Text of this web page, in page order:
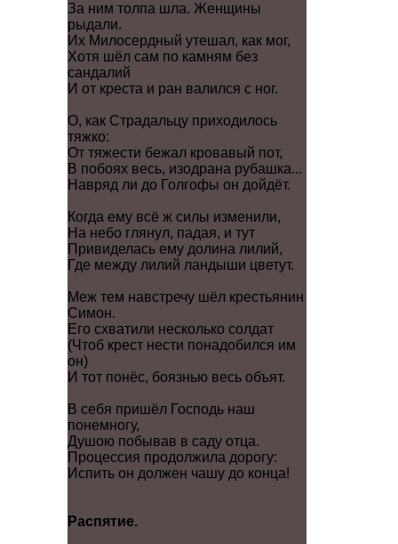
За ним толпа шла. Женщины
рыдали.
Их Милосердный утешал, как мог,
Хотя шёл сам по камням без
сандалий
И от креста и ран валился с ног.
О, как Страдальцу приходилось
тяжко:
От тяжести бежал кровавый пот,
В побоях весь, изодрана рубашка...
Навряд ли до Голгофы он дойдёт.
Когда ему всё ж силы изменили,
На небо глянул, падая, и тут
Привиделась ему долина лилий,
Где между лилий ландыши цветут.
Меж тем навстречу шёл крестьянин
Симон.
Его схватили несколько солдат
(Чтоб крест нести понадобился им
он)
И тот понёс, боязнью весь объят.
В себя пришёл Господь наш
понемногу,
Душою побывав в саду отца.
Процессия продолжила дорогу:
Испить он должен чашу до конца!
Распятие.